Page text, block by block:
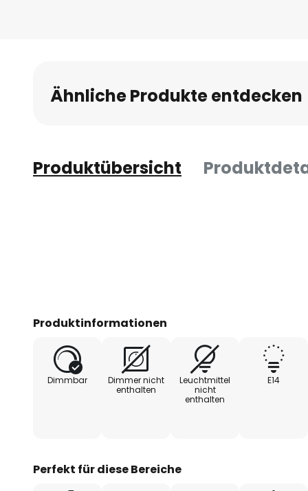
Ähnliche Produkte entdecken
Produktübersicht
Produktinformationen
Dimmbar
Dimmer nicht
enthalten
Leuchtmittel
nicht
enthalten
E14
Perfekt für diese Bereiche